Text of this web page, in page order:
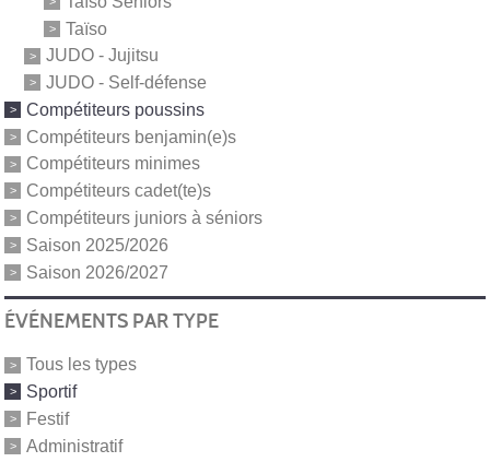
Taïso
JUDO - Jujitsu
JUDO - Self-défense
Compétiteurs poussins
Compétiteurs benjamin(e)s
Compétiteurs minimes
Compétiteurs cadet(te)s
Compétiteurs juniors à séniors
Saison 2025/2026
Saison 2026/2027
ÉVÉNEMENTS PAR TYPE
Tous les types
Sportif
Festif
Administratif